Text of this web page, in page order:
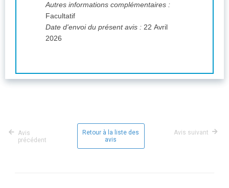
Autres informations complémentaires :
Facultatif
Date d'envoi du présent avis : 22 Avril
2026
Avis
précédent
Retour à la liste des
avis
Avis suivant